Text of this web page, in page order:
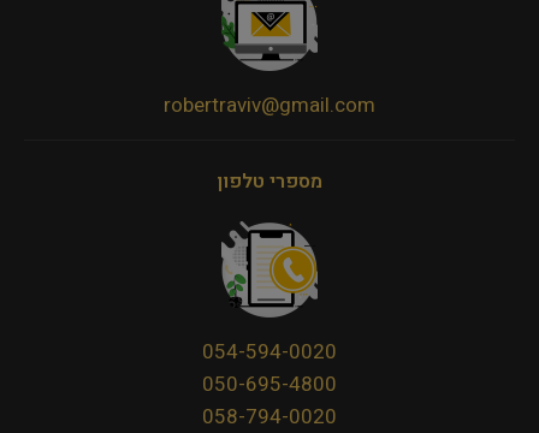
robertraviv@gmail.com
מספרי טלפון
054-594-0020
050-695-4800
058-794-0020